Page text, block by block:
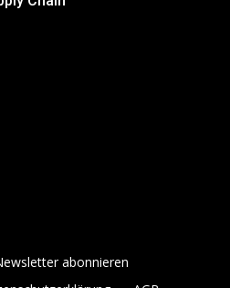
abonnieren